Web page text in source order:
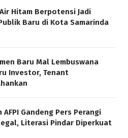
Hitam Berpotensi Jadi
Baru di Kota Samarinda
Baru Mal Lembuswana
Investor, Tenant
AFPI Gandeng Pers Perangi
Literasi Pindar Diperkuat